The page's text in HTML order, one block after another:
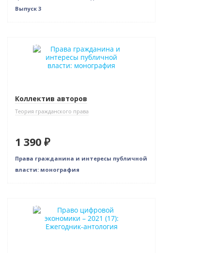
Выпуск 3
Новинка
Коллектив авторов
Теория гражданского права
1 390 ₽
Права гражданина и интересы публичной
власти: монография
Новинка